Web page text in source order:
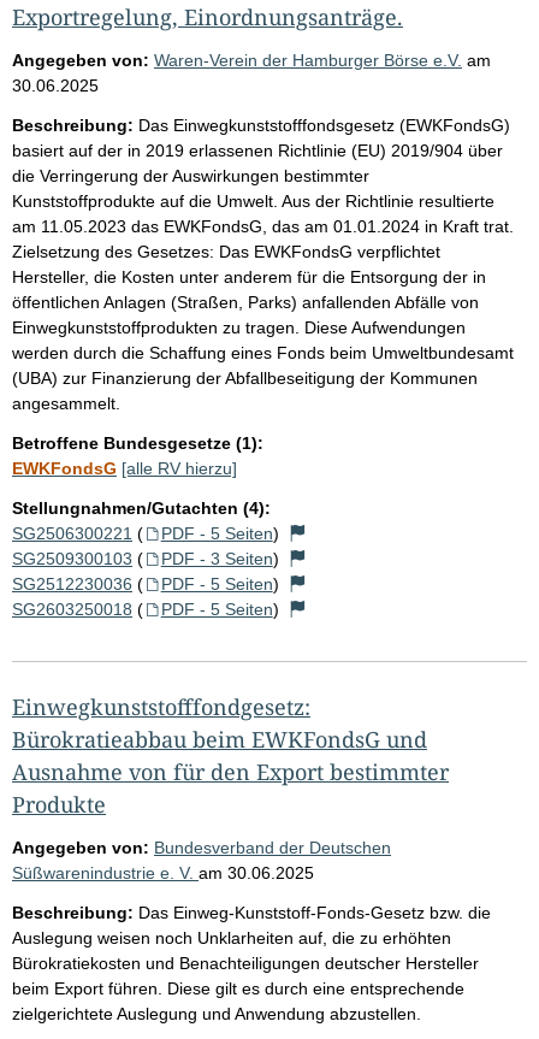
Exportregelung, Einordnungsanträge.
Angegeben von: Waren-Verein der Hamburger Börse e.V. am
30.06.2025
Beschreibung: Das Einwegkunststofffondsgesetz (EWKFondsG)
basiert auf der in 2019 erlassenen Richtlinie (EU) 2019/904 über
die Verringerung der Auswirkungen bestimmter
Kunststoffprodukte auf die Umwelt. Aus der Richtlinie resultierte
am 11.05.2023 das EWKFondsG, das am 01.01.2024 in Kraft trat.
Zielsetzung des Gesetzes: Das EWKFondsG verpflichtet
Hersteller, die Kosten unter anderem für die Entsorgung der in
öffentlichen Anlagen (Straßen, Parks) anfallenden Abfälle von
Einwegkunststoffprodukten zu tragen. Diese Aufwendungen
werden durch die Schaffung eines Fonds beim Umweltbundesamt
(UBA) zur Finanzierung der Abfallbeseitigung der Kommunen
angesammelt.
Betroffene Bundesgesetze (1):
EWKFondsG [alle RV hierzu]
Stellungnahmen/Gutachten (4):
SG2506300221 ( PDF - 5 Seiten)
SG2509300103 ( PDF - 3 Seiten)
SG2512230036 ( PDF - 5 Seiten)
SG2603250018 ( PDF - 5 Seiten)
Einwegkunststofffondgesetz:
Bürokratieabbau beim EWKFondsG und
Ausnahme von für den Export bestimmter
Produkte
Angegeben von: Bundesverband der Deutschen
Süßwarenindustrie e. V. am 30.06.2025
Beschreibung: Das Einweg-Kunststoff-Fonds-Gesetz bzw. die
Auslegung weisen noch Unklarheiten auf, die zu erhöhten
Bürokratiekosten und Benachteiligungen deutscher Hersteller
beim Export führen. Diese gilt es durch eine entsprechende
zielgerichtete Auslegung und Anwendung abzustellen.